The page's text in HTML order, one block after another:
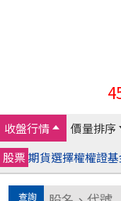
收盤行情 價量排序
股票期貨選擇權權證